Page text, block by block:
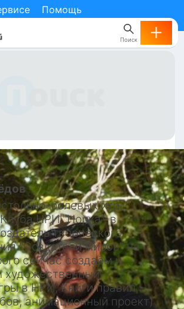
Помощь
Поиск
ролевых игр,
НРИ "Норка", в
творческого
"Создатели миров" на
сейчас создаём и
художественный
в НРИ, Книги правил,
анимационный проект)